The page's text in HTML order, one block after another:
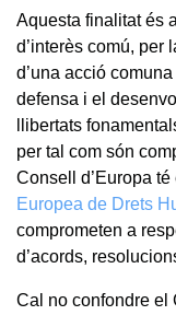
Aquesta finalitat és
d’interès comú, per
d’una acció
defensa i el
llibertats
per tal com són
Consell d’Europa
Europea de Drets
comprometen a
d’acords,
Cal no confondre el